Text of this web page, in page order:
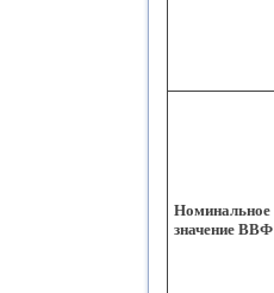
Номинальное
значение ВВФ